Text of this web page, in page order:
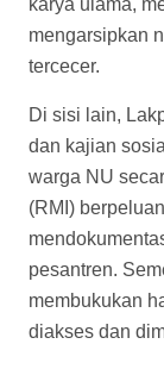
karya ulama,
mengarsipkan
tercecer.
Di sisi lain,
dan kajian
warga NU
(RMI)
pesantren.
membukukan
diakses dan